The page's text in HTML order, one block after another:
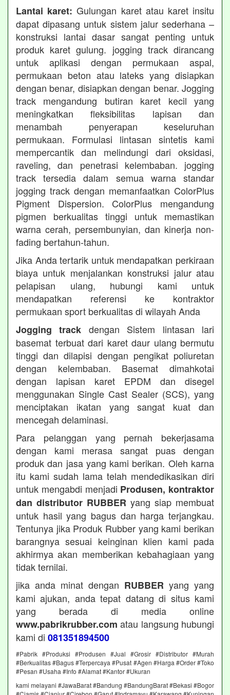
Lantai karet: Gulungan karet atau karet insitu
dapat dipasang untuk sistem jalur sederhana –
konstruksi lantai dasar sangat penting untuk
produk karet gulung. jogging track dirancang
untuk aplikasi dengan permukaan aspal,
permukaan beton atau lateks yang disiapkan
dengan benar, disiapkan dengan benar. Jogging
track mengandung butiran karet kecil yang
meningkatkan fleksibilitas lapisan dan
menambah penyerapan keseluruhan
permukaan. Formulasi lintasan sintetis kami
mempercantik dan melindungi dari oksidasi,
raveling, dan penetrasi kelembaban. jogging
track tersedia dalam semua warna standar
jogging track dengan memanfaatkan ColorPlus
Pigment Dispersion. ColorPlus mengandung
pigmen berkualitas tinggi untuk memastikan
warna cerah, persembunyian, dan kinerja non-
fading bertahun-tahun.
Jika Anda tertarik untuk mendapatkan perkiraan
biaya untuk menjalankan konstruksi jalur atau
pelapisan ulang, hubungi kami untuk
mendapatkan referensi ke kontraktor
permukaan sport berkualitas di wilayah Anda
Jogging track dengan Sistem lintasan lari
basemat terbuat dari karet daur ulang bermutu
tinggi dan dilapisi dengan pengikat poliuretan
dengan kelembaban. Basemat dimahkotai
dengan lapisan karet EPDM dan disegel
menggunakan Single Cast Sealer (SCS), yang
menciptakan ikatan yang sangat kuat dan
mencegah delaminasi.
Para pelanggan yang pernah bekerjasama
dengan kami merasa sangat puas dengan
produk dan jasa yang kami berikan. Oleh karna
itu kami sudah lama telah mendedikasikan diri
untuk mengabdi menjadi Produsen, kontraktor
dan distributor RUBBER yang siap membuat
untuk hasil yang bagus dan harga terjangkau.
Tentunya jika Produk Rubber yang kami berikan
barangnya sesuai keinginan klien kami pada
akhirmya akan memberikan kebahagiaan yang
tidak ternilai.
jika anda minat dengan RUBBER yang yang
kami ajukan, anda tepat datang di situs kami
yang berada di media online
www.pabrikrubber.com atau langsung hubungi
kami di 081351894500
#Pabrik #Produksi #Produsen #Jual #Grosir #Distributor #Murah
#Berkualitas #Bagus #Terpercaya #Pusat #Agen #Harga #Order #Toko
#Pesan #Usaha #Info #Alamat #Kantor #Ukuran
kami melayani #JawaBarat #Bandung #BandungBarat #Bekasi #Bogor